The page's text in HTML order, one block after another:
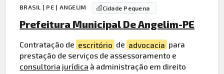
BRASIL | PE | ANGELIM Cidade Pequena
Prefeitura Municipal De Angelim-PE
Contratação de escritório de advocacia para
prestação de serviços de assessoramento e
consultoria jurídica à administração em direito